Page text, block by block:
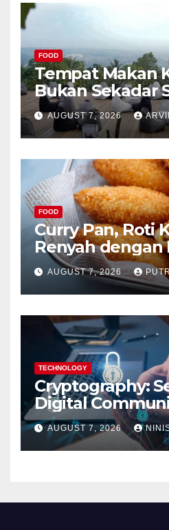
FOOD
Tempat Makan
Bukan Sekadar
AUGUST 7, 2026
FOOD
Curry Pan, Roti
Renyah dengan
Menggoda
AUGUST 7, 2026
TECHNOLOGY
Cryptography:
Digital
AUGUST 7, 2026